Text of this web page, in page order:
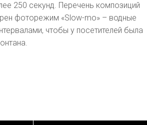
250 секунд. Перечень композиций
фоторежим «Slow-mo» – водные
чтобы у посетителей была